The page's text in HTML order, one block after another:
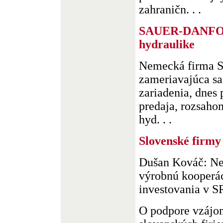
zahraničn. . .
SAUER-
hydraulike
Nemecká firma
zameriavajúca
zariadenia,
predaja,
hyd. . .
Slovenské
Dušan Kováč:
výrobnú
investovania v
O podpore